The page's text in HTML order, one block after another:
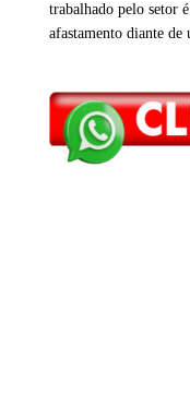
trabalhado pelo setor
afastamento diante de